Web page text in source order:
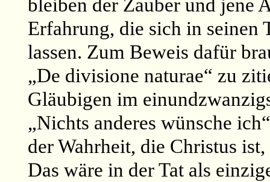
bleiben der Zauber und jene
Erfahrung, die sich in seinen
lassen. Zum Beweis dafür
„De divisione naturae“ zu
Gläubigen im
„Nichts anderes wünsche
der Wahrheit, die Christus
Das wäre in der Tat als